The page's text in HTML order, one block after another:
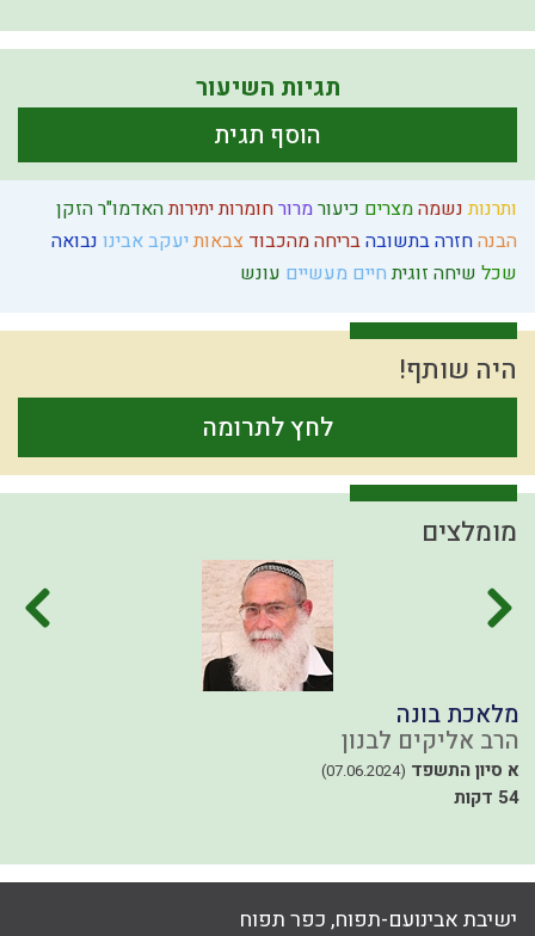
ותרנותנשמהמצרים כיעורמרורחומרות יתירותהאדמו"ר הזקן
הבנהחזרה בתשובהבריחה מהכבוד צבאות יעקב אבינו נבואה
שכל שיחה זוגיתחיים מעשיים עונש
היה שותף!
לחץ לתרומה
תגיות השיעור
הוסף תגית
מומלצים
מלאכת בונה
הרב אליקים לבנון
א סיון התשפד (07.06.2024)
54 דקות
ישיבת אבינועם-תפוח, כפר תפוח